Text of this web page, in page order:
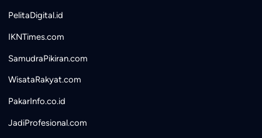
PelitaDigital.id
IKNTimes.com
SamudraPikiran.com
WisataRakyat.com
PakarInfo.co.id
JadiProfesional.com